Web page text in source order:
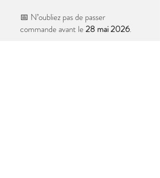
📅 N’oubliez pas de passer
commande avant le28 mai 2026.